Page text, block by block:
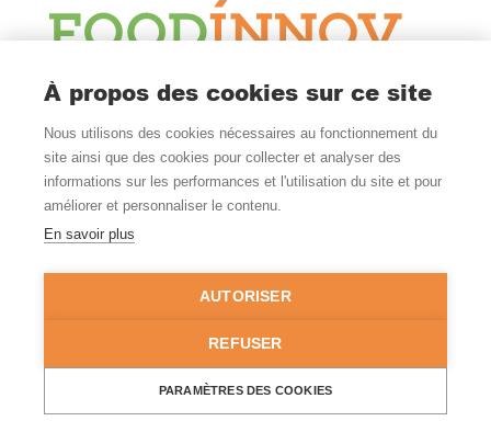
Le Blog
Actualité et veille
Nous Suivre
© Copyright 2026 - Tous droits réservés -Mentions légales
À propos des cookies sur ce site
Nous utilisons des cookies nécessaires au fonctionnement du
site ainsi que des cookies pour collecter et analyser des
informations sur les performances et l'utilisation du site et pour
améliorer et personnaliser le contenu.
En savoir plus
AUTORISER
REFUSER
PARAMÈTRES DES COOKIES